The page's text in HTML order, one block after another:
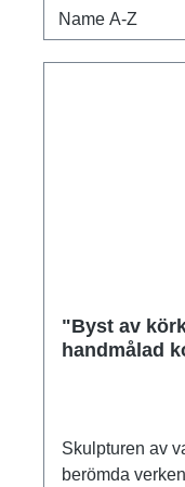
"Byst av
handmålad
Skulpturen av
berömda